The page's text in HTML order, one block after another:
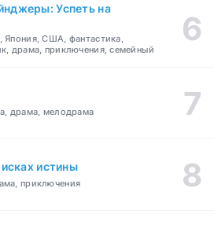
Успеть на
Япония, США, фантастика,
драма, приключения, семейный
драма, мелодрама
истины
приключения